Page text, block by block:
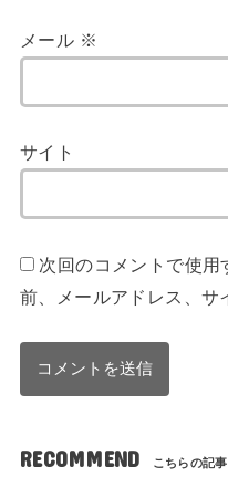
メール ※
サイト
次回のコメントで使用
前、メールアドレス、サ
RECOMMEND